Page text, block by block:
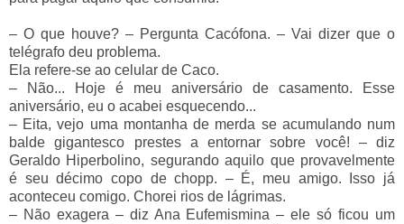
– O que houve? – Pergunta Cacófona. – Vai dizer que o
telégrafo deu problema.
Ela refere-se ao celular de Caco.
– Não... Hoje é meu aniversário de casamento. Esse
aniversário, eu o acabei esquecendo...
– Eita, vejo uma montanha de merda se acumulando num
balde gigantesco prestes a entornar sobre você! –diz
Geraldo Hiperbolino, segurando aquilo que provavelmente
é seu décimo copo de chopp. –É, meu amigo. Isso já
aconteceu comigo. Chorei rios de lágrimas.
– Não exagera –diz Ana Eufemismina– ele só ficou um